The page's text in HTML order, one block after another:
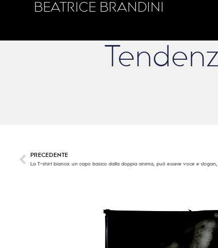
BEATRICE BRANDINI
PRECEDENTE
La T-shirt bianca: un capo basico dalla doppia anima, può essere voce e